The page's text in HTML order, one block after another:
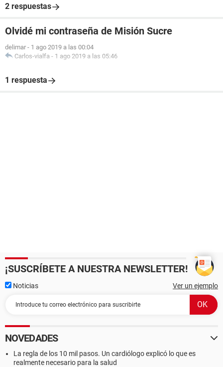
2 respuestas
Olvidé mi contraseña de Misión Sucre
delimar - 1 ago 2019 a las 00:04
Carlos-vialfa - 1 ago 2019 a las 05:46
1 respuesta
¡SUSCRÍBETE A NUESTRA NEWSLETTER!
Noticias Ver un ejemplo
NOVEDADES
La regla de los 10 mil pasos. Un cardiólogo explicó lo que es
realmente necesario para la salud